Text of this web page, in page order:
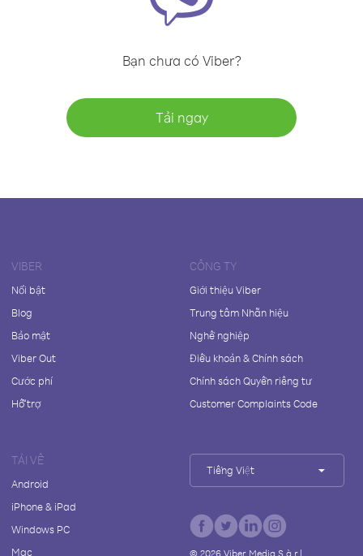
Bạn chưa có Viber?
Tải ngay
VIBER
Nổi bật
Blog
Bảo mật
Viber Out
Cước phí
Hỗ trợ
CÔNG TY
Giới thiệu Viber
Trung tâm Nhãn hiệu
Nghề nghiệp
Điều khoản & Chính sách
Chính sách Quyền riêng tư
Customer Complaints Code
TẢI VỀ
Android
iPhone & iPad
Windows PC
Mac
Tiếng Việt
© 2026Viber Media S.à r.l.